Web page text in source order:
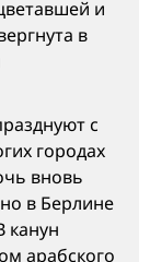
и
в
с
городах
вновь
в Берлине
канун
арабского